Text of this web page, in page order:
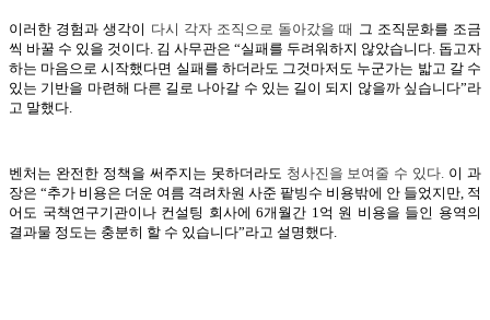
이러한 경험과 생각이 다시 각자 조직으로 돌아갔을 때 그 조직문화를 조금
씩 바꿀 수 있을 것이다. 김 사무관은 “실패를 두려워하지 않았습니다. 돕고자
하는 마음으로 시작했다면 실패를 하더라도 그것마저도 누군가는 밟고 갈 수
있는 기반을 마련해 다른 길로 나아갈 수 있는 길이 되지 않을까 싶습니다”라
고 말했다.
벤처는 완전한 정책을 써주지는 못하더라도 청사진을 보여줄 수 있다. 이 과
장은 “추가 비용은 더운 여름 격려차원 사준 팥빙수 비용밖에 안 들었지만, 적
어도 국책연구기관이나 컨설팅 회사에 6개월간 1억 원 비용을 들인 용역의
결과물 정도는 충분히 할 수 있습니다”라고 설명했다.